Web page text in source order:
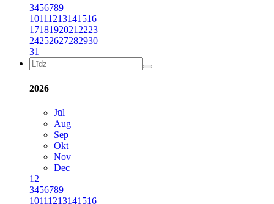
3456789
10111213141516
1718192021 2223
24252627282930
31
2026
Jūl
Aug
Sep
Okt
Nov
Dec
1 2
3456789
10111213141516